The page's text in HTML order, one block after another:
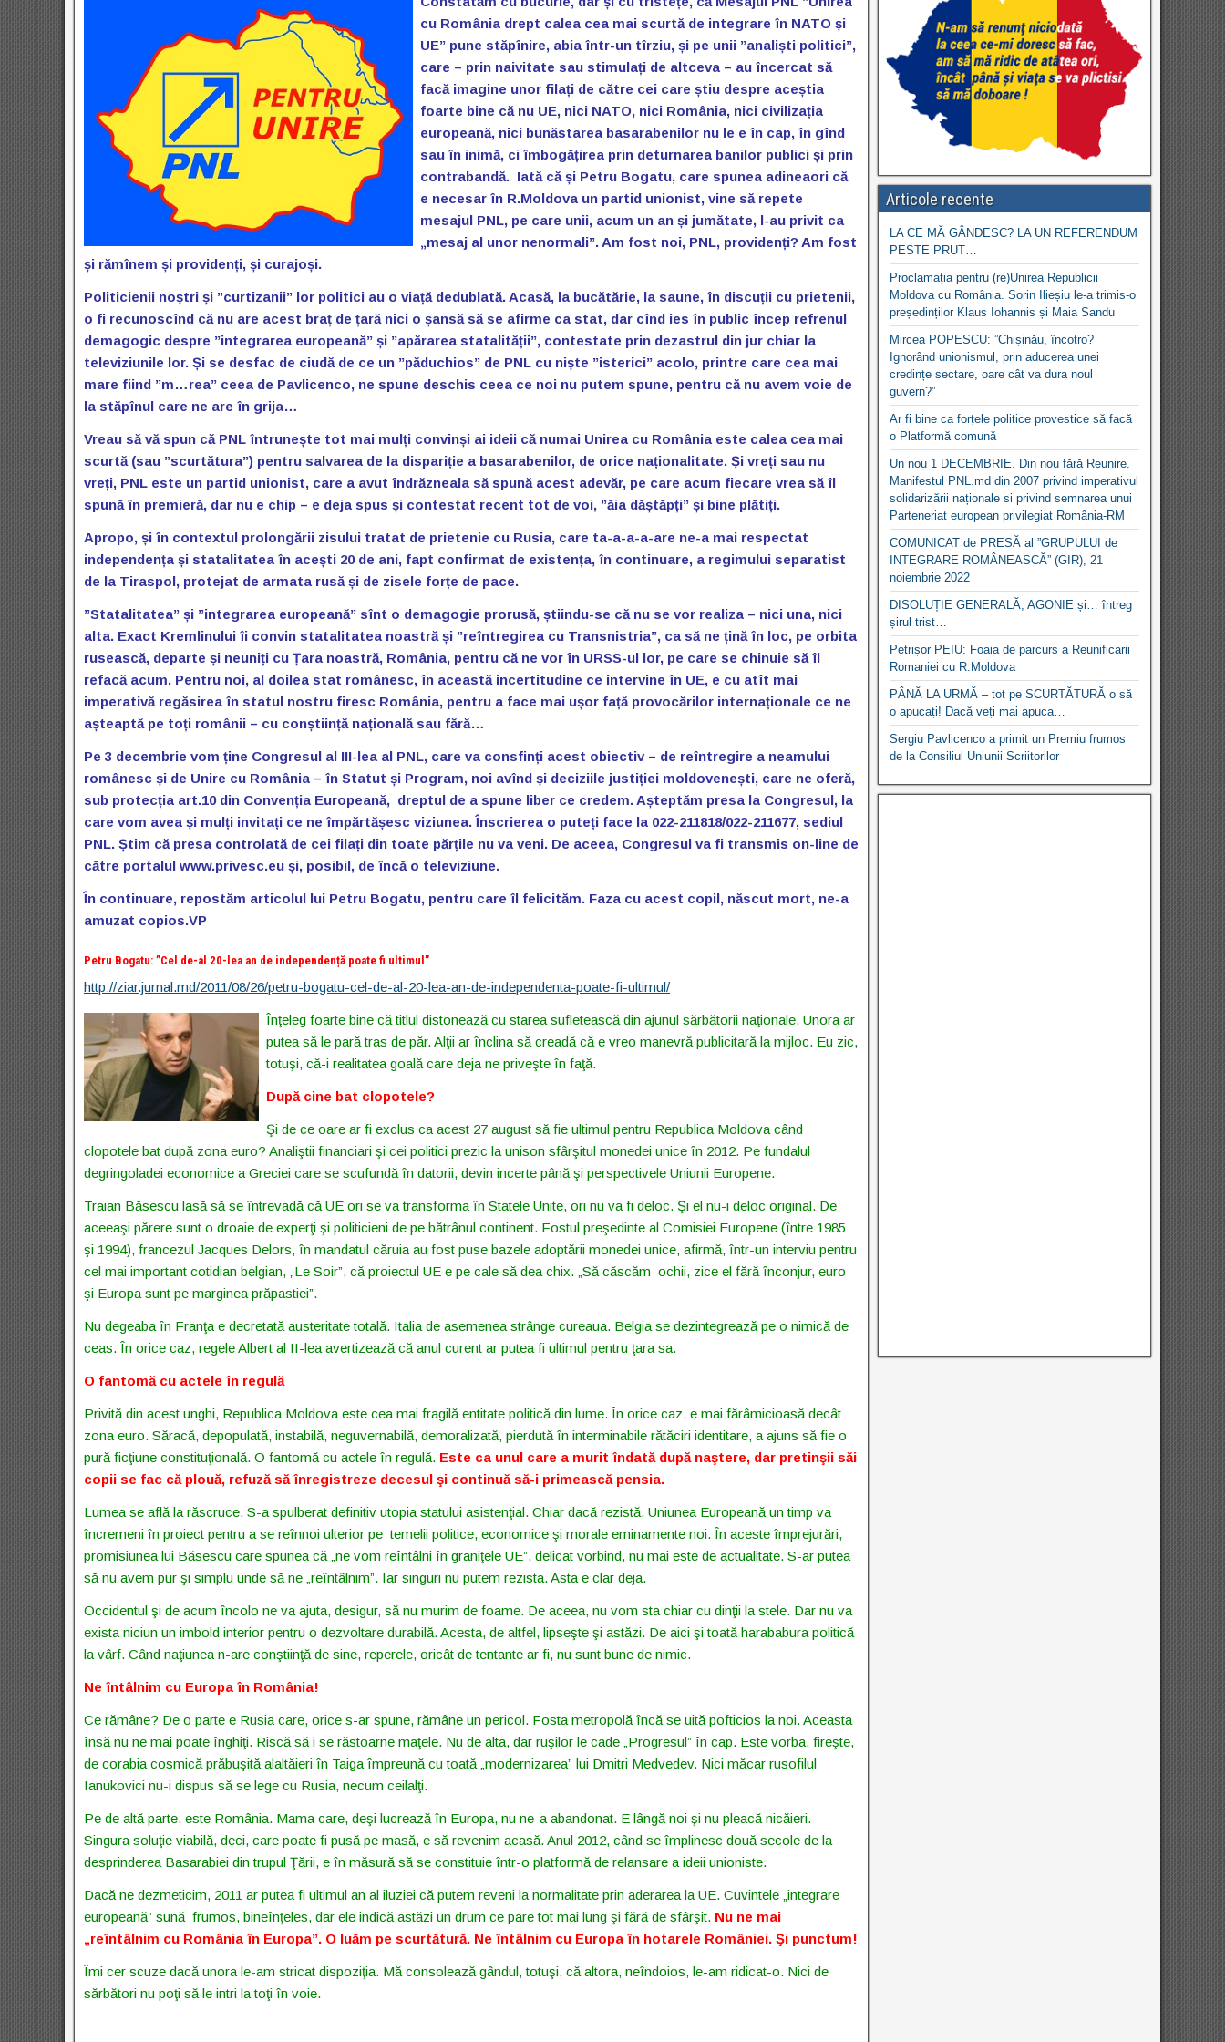
cu România drept calea cea mai scurtă de integrare în NATO și
UE” pune stăpînire, abia într-un tîrziu, și pe unii ”analiști politici”,
care – prin naivitate sau stimulați de altceva – au încercat să
facă imagine unor filați de către cei care știu despre aceștia
foarte bine că nu UE, nici NATO, nici România, nici civilizația
europeană, nici bunăstarea basarabenilor nu le e în cap, în gînd
sau în inimă, ci îmbogățirea prin deturnarea banilor publici și prin
contrabandă. Iată că și Petru Bogatu, care spunea adineaori că
e necesar în R.Moldova un partid unionist, vine să repete
mesajul PNL, pe care unii, acum un an și jumătate, l-au privit ca
„mesaj al unor nenormali”. Am fost noi, PNL, providenți? Am fost
și rămînem și providenți, și curajoși.
Politicienii noștri și ”curtizanii” lor politici au o viață dedublată. Acasă, la bucătărie, la saune, în discuții cu prietenii,
o fi recunoscînd că nu are acest braț de țară nici o șansă să se afirme ca stat, dar cînd ies în public încep refrenul
demagogic despre ”integrarea europeană” și ”apărarea statalității”, contestate prin dezastrul din jur chiar la
televiziunile lor. Și se desfac de ciudă de ce un ”păduchios” de PNL cu niște ”isterici” acolo, printre care cea mai
mare fiind ”m…rea” ceea de Pavlicenco, ne spune deschis ceea ce noi nu putem spune, pentru că nu avem voie de
la stăpînul care ne are în grija…
Vreau să vă spun că PNL întrunește tot mai mulți convinși ai ideii că numai Unirea cu România este calea cea mai
scurtă (sau ”scurtătura”) pentru salvarea de la dispariție a basarabenilor, de orice naționalitate. Și vreți sau nu
vreți, PNL este un partid unionist, care a avut îndrăzneala să spună acest adevăr, pe care acum fiecare vrea să îl
spună în premieră, dar nu e chip – e deja spus și contestat recent tot de voi, ”ăia dăștăpți” și bine plătiți.
Apropo, și în contextul prolongării zisului tratat de prietenie cu Rusia, care ta-a-a-a-are ne-a mai respectat
independența și statalitatea în acești 20 de ani, fapt confirmat de existența, în continuare, a regimului separatist
de la Tiraspol, protejat de armata rusă și de zisele forțe de pace.
”Statalitatea” și ”integrarea europeană” sînt o demagogie prorusă, știindu-se că nu se vor realiza – nici una, nici
alta. Exact Kremlinului îi convin statalitatea noastră și ”reîntregirea cu Transnistria”, ca să ne țină în loc, pe orbita
rusească, departe și neuniți cu Țara noastră, România, pentru că ne vor în URSS-ul lor, pe care se chinuie să îl
refacă acum. Pentru noi, al doilea stat românesc, în această incertitudine ce intervine în UE, e cu atît mai
imperativă regăsirea în statul nostru firesc România, pentru a face mai ușor față provocărilor internaționale ce ne
așteaptă pe toți românii – cu conștiință națională sau fără…
Pe 3 decembrie vom ține Congresul al III-lea al PNL, care va consfinți acest obiectiv – de reîntregire a neamului
românesc și de Unire cu România – în Statut și Program, noi avînd și deciziile justiției moldovenești, care ne oferă,
sub protecția art.10 din Convenția Europeană, dreptul de a spune liber ce credem. Așteptăm presa la Congresul, la
care vom avea și mulți invitați ce ne împărtășesc viziunea. Înscrierea o puteți face la 022-211818/022-211677, sediul
PNL. Știm că presa controlată de cei filați din toate părțile nu va veni. De aceea, Congresul va fi transmis on-line de
către portalul www.privesc.eu și, posibil, de încă o televiziune.
În continuare, repostăm articolul lui Petru Bogatu, pentru care îl felicităm. Faza cu acest copil, născut mort, ne-a
amuzat copios.VP
Petru Bogatu: ”Cel de-al 20-lea an de independență poate fi ultimul”
http://ziar.jurnal.md/2011/08/26/petru-bogatu-cel-de-al-20-lea-an-de-independenta-poate-fi-ultimul/
Înţeleg foarte bine că titlul distonează cu starea sufletească din ajunul sărbătorii naţionale. Unora ar
putea să le pară tras de păr. Alţii ar înclina să creadă că e vreo manevră publicitară la mijloc. Eu zic,
totuşi, că-i realitatea goală care deja ne priveşte în faţă.
După cine bat clopotele?
Şi de ce oare ar fi exclus ca acest 27 august să fie ultimul pentru Republica Moldova când
clopotele bat după zona euro? Analiştii financiari şi cei politici prezic la unison sfârşitul monedei unice în 2012. Pe fundalul
degringoladei economice a Greciei care se scufundă în datorii, devin incerte până şi perspectivele Uniunii Europene.
Traian Băsescu lasă să se întrevadă că UE ori se va transforma în Statele Unite, ori nu va fi deloc. Şi el nu-i deloc original. De
aceeaşi părere sunt o droaie de experţi şi politicieni de pe bătrânul continent. Fostul preşedinte al Comisiei Europene (între 1985
şi 1994), francezul Jacques Delors, în mandatul căruia au fost puse bazele adoptării monedei unice, afirmă, într-un interviu pentru
cel mai important cotidian belgian, „Le Soir”, că proiectul UE e pe cale să dea chix. „Să căscăm ochii, zice el fără înconjur, euro
şi Europa sunt pe marginea prăpastiei”.
Nu degeaba în Franţa e decretată austeritate totală. Italia de asemenea strânge cureaua. Belgia se dezintegrează pe o nimică de
ceas. În orice caz, regele Albert al II-lea avertizează că anul curent ar putea fi ultimul pentru ţara sa.
O fantomă cu actele în regulă
Privită din acest unghi, Republica Moldova este cea mai fragilă entitate politică din lume. În orice caz, e mai fărâmicioasă decât
zona euro. Săracă, depopulată, instabilă, neguvernabilă, demoralizată, pierdută în interminabile rătăciri identitare, a ajuns să fie o
pură ficţiune constituţională. O fantomă cu actele în regulă. Este ca unul care a murit îndată după naştere, dar pretinşii săi
copii se fac că plouă, refuză să înregistreze decesul şi continuă să-i primească pensia.
Lumea se află la răscruce. S-a spulberat definitiv utopia statului asistenţial. Chiar dacă rezistă, Uniunea Europeană un timp va
încremeni în proiect pentru a se reînnoi ulterior pe temelii politice, economice şi morale eminamente noi. În aceste împrejurări,
promisiunea lui Băsescu care spunea că „ne vom reîntâlni în graniţele UE”, delicat vorbind, nu mai este de actualitate. S-ar putea
să nu avem pur şi simplu unde să ne „reîntâlnim”. Iar singuri nu putem rezista. Asta e clar deja.
Occidentul şi de acum încolo ne va ajuta, desigur, să nu murim de foame. De aceea, nu vom sta chiar cu dinţii la stele. Dar nu va
exista niciun un imbold interior pentru o dezvoltare durabilă. Acesta, de altfel, lipseşte şi astăzi. De aici şi toată harababura politică
la vârf. Când naţiunea n-are conştiinţă de sine, reperele, oricât de tentante ar fi, nu sunt bune de nimic.
Ne întâlnim cu Europa în România!
Ce rămâne? De o parte e Rusia care, orice s-ar spune, rămâne un pericol. Fosta metropolă încă se uită pofticios la noi. Aceasta
însă nu ne mai poate înghiţi. Riscă să i se răstoarne maţele. Nu de alta, dar ruşilor le cade „Progresul” în cap. Este vorba, fireşte,
de corabia cosmică prăbuşită alaltăieri în Taiga împreună cu toată „modernizarea” lui Dmitri Medvedev. Nici măcar rusofilul
Ianukovici nu-i dispus să se lege cu Rusia, necum ceilalţi.
Pe de altă parte, este România. Mama care, deşi lucrează în Europa, nu ne-a abandonat. E lângă noi şi nu pleacă nicăieri.
Singura soluţie viabilă, deci, care poate fi pusă pe masă, e să revenim acasă. Anul 2012, când se împlinesc două secole de la
desprinderea Basarabiei din trupul Ţării, e în măsură să se constituie într-o platformă de relansare a ideii unioniste.
Dacă ne dezmeticim, 2011 ar putea fi ultimul an al iluziei că putem reveni la normalitate prin aderarea la UE. Cuvintele „integrare
europeană” sună frumos, bineînţeles, dar ele indică astăzi un drum ce pare tot mai lung şi fără de sfârşit. Nu ne mai
„reîntâlnim cu România în Europa”. O luăm pe scurtătură. Ne întâlnim cu Europa în hotarele României. Şi punctum!
Îmi cer scuze dacă unora le-am stricat dispoziţia. Mă consolează gândul, totuşi, că altora, neîndoios, le-am ridicat-o. Nici de
sărbători nu poţi să le intri la toţi în voie.
Articole recente
LA CE MĂ GÂNDESC? LA UN REFERENDUM
PESTE PRUT…
Proclamația pentru (re)Unirea Republicii
Moldova cu România. Sorin Ilieșiu le-a trimis-o
președinților Klaus Iohannis și Maia Sandu
Mircea POPESCU: ”Chișinău, încotro?
Ignorând unionismul, prin aducerea unei
credințe sectare, oare cât va dura noul
guvern?”
Ar fi bine ca forțele politice provestice să facă
o Platformă comună
Un nou 1 DECEMBRIE. Din nou fără Reunire.
Manifestul PNL.md din 2007 privind imperativul
solidarizării naționale si privind semnarea unui
Parteneriat european privilegiat România-RM
COMUNICAT de PRESĂ al ”GRUPULUI de
INTEGRARE ROMÂNEASCĂ” (GIR), 21
noiembrie 2022
DISOLUȚIE GENERALĂ, AGONIE și… întreg
șirul trist…
Petrișor PEIU: Foaia de parcurs a Reunificarii
Romaniei cu R.Moldova
PÂNĂ LA URMĂ – tot pe SCURTĂTURĂ o să
o apucați! Dacă veți mai apuca…
Sergiu Pavlicenco a primit un Premiu frumos
de la Consiliul Uniunii Scriitorilor